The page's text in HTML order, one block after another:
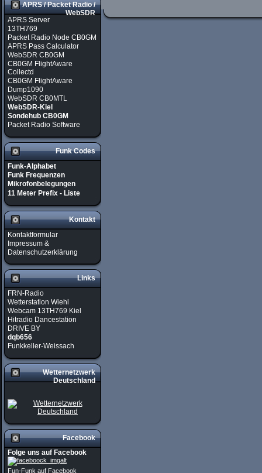
APRS / Packet Radio /
WebSDR
APRS Server
13TH769
Packet Radio Node CB0GM
APRS Pass Calculator
WebSDR CB0GM
CB0GM FlightAware
Collectd
CB0GM FlightAware
Dump1090
WebSDR CB0MTL
WebSDR-Kiel
Sondehub CB0GM
Packet Radio Software
Funk Codes
Funk-Alphabet
Funk Frequenzen
Mikrofonbelegungen
11 Meter Prefix - Liste
Kontakt
Kontaktformular
Impressum &
Datenschutzerklärung
Links
FRN-Radio
Wetterstation Wiehl
Webcam 13TH769 Kiel
Hitradio Dancestation
DRIVE BY
dqb656
Funkkeller-Weissach
Wetternetzwerk
Deutschland
Facebook
Folge uns auf Facebook
Fun-Funk auf Facebook